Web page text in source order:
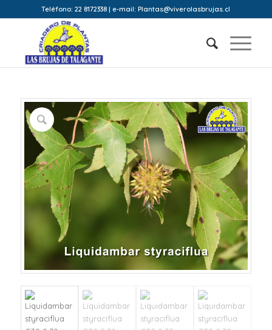
Teléfono: 22 8172338 | e-mail: Plantas@viverolasbrujas.cl